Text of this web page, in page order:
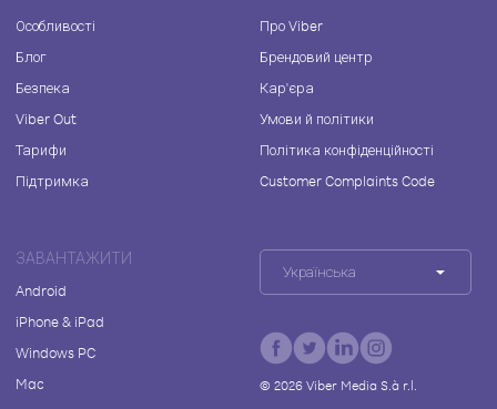
Особливості
Блог
Безпека
Viber Out
Тарифи
Підтримка
Про Viber
Брендовий центр
Кар'єра
Умови й політики
Політика конфіденційності
Customer Complaints Code
ЗАВАНТАЖИТИ
Android
iPhone & iPad
Windows PC
Mac
Українська
© 2026Viber Media S.à r.l.